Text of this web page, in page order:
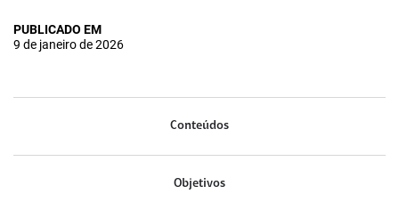
PUBLICADO EM
9 de janeiro de 2026
Conteúdos
Objetivos